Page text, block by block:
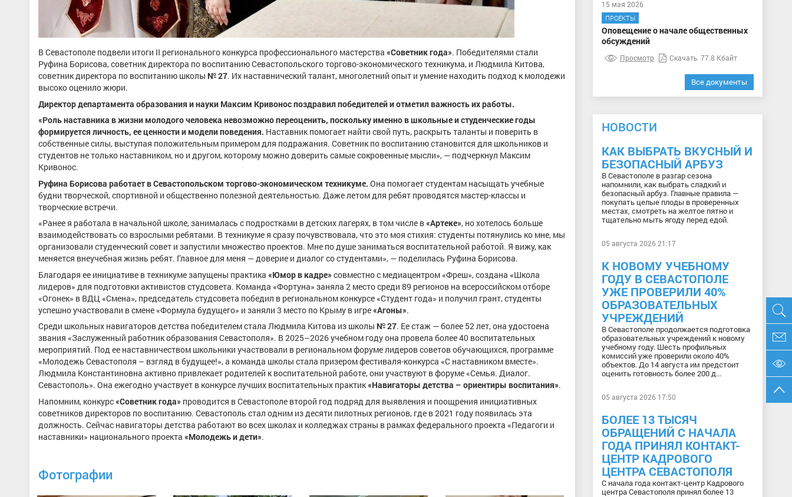
В Севастополе подвели итоги II регионального конкурса профессионального мастерства «Советник года». Победителями стали
Руфина Борисова, советник директора по воспитанию Севастопольского торгово-экономического техникума, и Людмила Китова,
советник директора по воспитанию школы № 27. Их наставнический талант, многолетний опыт и умение находить подход к молодежи
высоко оценило жюри.
Директор департамента образования и науки Максим Кривонос поздравил победителей и отметил важность их работы.
«Роль наставника в жизни молодого человека невозможно переоценить, поскольку именно в школьные и студенческие годы
формируется личность, ее ценности и модели поведения. Наставник помогает найти свой путь, раскрыть таланты и поверить в
собственные силы, выступая положительным примером для подражания. Советник по воспитанию становится для школьников и
студентов не только наставником, но и другом, которому можно доверить самые сокровенные мысли», — подчеркнул Максим
Кривонос.
Руфина Борисова работает в Севастопольском торгово-экономическом техникуме. Она помогает студентам насыщать учебные
будни творческой, спортивной и общественно полезной деятельностью. Даже летом для ребят проводятся мастер-классы и
творческие встречи.
«Ранее я работала в начальной школе, занималась с подростками в детских лагерях, в том числе в «Артеке», но хотелось больше
взаимодействовать со взрослыми ребятами. В техникуме я сразу почувствовала, что это моя стихия: студенты потянулись ко мне, мы
организовали студенческий совет и запустили множество проектов. Мне по душе заниматься воспитательной работой. Я вижу, как
меняется внеучебная жизнь ребят. Главное для меня — доверие и диалог со студентами», — поделилась Руфина Борисова.
Благодаря ее инициативе в техникуме запущены практика «Юмор в кадре» совместно с медиацентром «Фреш», создана «Школа
лидеров» для подготовки активистов студсовета. Команда «Фортуна» заняла 2 место среди 89 регионов на всероссийском отборе
«Огонек» в ВДЦ «Смена», председатель студсовета победил в региональном конкурсе «Студент года» и получил грант, студенты
успешно участвовали в смене «Формула будущего» и заняли 3 место по Крыму в игре «Агоны».
Среди школьных навигаторов детства победителем стала Людмила Китова из школы № 27. Ее стаж — более 52 лет, она удостоена
звания «Заслуженный работник образования Севастополя». В 2025–2026 учебном году она провела более 40 воспитательных
мероприятий. Под ее наставничеством школьники участвовали в региональном форуме лидеров советов обучающихся, программе
«Молодежь Севастополя – взгляд в будущее!», а команда школы стала призером фестиваля-конкурса «С наставником вместе».
Людмила Константиновна активно привлекает родителей к воспитательной работе, они участвуют в форуме «Семья. Диалог.
Севастополь». Она ежегодно участвует в конкурсе лучших воспитательных практик«Навигаторы детства – ориентиры воспитания».
Напомним, конкурс «Советник года» проводится в Севастополе второй год подряд для выявления и поощрения инициативных
советников директоров по воспитанию. Севастополь стал одним из десяти пилотных регионов, где в 2021 году появилась эта
должность. Сейчас навигаторы детства работают во всех школах и колледжах страны в рамках федерального проекта «Педагоги и
наставники» национального проекта «Молодежь и дети».
Фотографии
15 мая 2026
ПРОЕКТЫ
Оповещение о начале общественных
обсуждений
Просмотр Скачать 77.8 Кбайт
Все документы
НОВОСТИ
КАК ВЫБРАТЬ ВКУСНЫЙ И
БЕЗОПАСНЫЙ АРБУЗ
В Севастополе в разгар сезона
напомнили, как выбрать сладкий и
безопасный арбуз. Главные правила —
покупать целые плоды в проверенных
местах, смотреть на желтое пятно и
тщательно мыть ягоду перед едой.
05 августа 2026 21:17
К НОВОМУ УЧЕБНОМУ
ГОДУ В СЕВАСТОПОЛЕ
УЖЕ ПРОВЕРИЛИ 40%
ОБРАЗОВАТЕЛЬНЫХ
УЧРЕЖДЕНИЙ
В Севастополе продолжается подготовка
образовательных учреждений к новому
учебному году. Шесть профильных
комиссий уже проверили около 40%
объектов. До 14 августа им предстоит
оценить готовность более 200 д...
05 августа 2026 17:50
БОЛЕЕ 13 ТЫСЯЧ
ОБРАЩЕНИЙ С НАЧАЛА
ГОДА ПРИНЯЛ КОНТАКТ-
ЦЕНТР КАДРОВОГО
ЦЕНТРА СЕВАСТОПОЛЯ
С начала года контакт-центр Кадрового
центра Севастополя принял более 13